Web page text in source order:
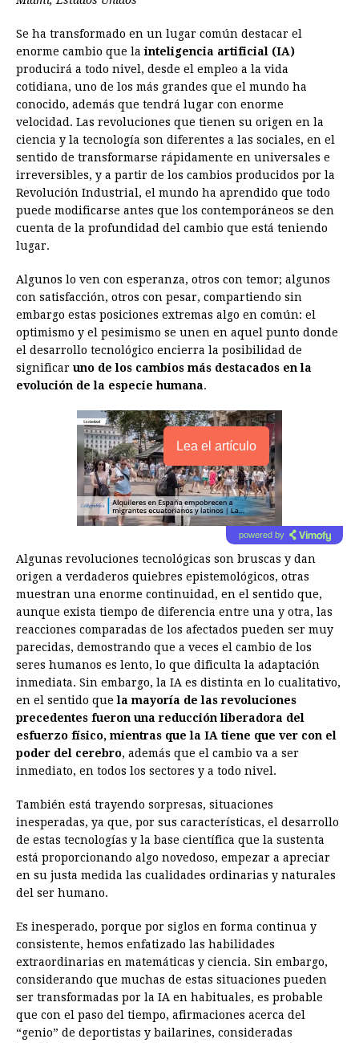
o
k
g
e
r
p
p
d
s
e
s
t
d
I
n
Se ha transformado en un lugar común destacar el
enorme cambio que lainteligencia artificial (IA)
producirá a todo nivel, desde el empleo a la vida
cotidiana, uno de los más grandes que el mundo ha
conocido, además que tendrá lugar con enorme
velocidad. Las revoluciones que tienen su origen en la
ciencia y la tecnología son diferentes a las sociales, en el
sentido de transformarse rápidamente en universales e
irreversibles, y a partir de los cambios producidos por la
Revolución Industrial, el mundo ha aprendido que todo
puede modificarse antes que los contemporáneos se den
cuenta de la profundidad del cambio que está teniendo
lugar.
Algunos lo ven con esperanza, otros con temor; algunos
con satisfacción, otros con pesar, compartiendo sin
embargo estas posiciones extremas algo en común: el
optimismo y el pesimismo se unen en aquel punto donde
el desarrollo tecnológico encierra la posibilidad de
significar uno de los cambios más destacados en la
evolución de la especie humana.
Lea el artículo
powered by
Algunas revoluciones tecnológicas son bruscas y dan
origen a verdaderos quiebres epistemológicos, otras
muestran una enorme continuidad, en el sentido que,
aunque exista tiempo de diferencia entre una y otra, las
reacciones comparadas de los afectados pueden ser muy
parecidas, demostrando que a veces el cambio de los
seres humanos es lento, lo que dificulta la adaptación
inmediata. Sin embargo, la IA es distinta en lo cualitativo,
en el sentido quela mayoría de las revoluciones
precedentes fueron una reducción liberadora del
esfuerzo físico, mientras que la IA tiene que ver con el
poder del cerebro, además que el cambio va a ser
inmediato, en todos los sectores y a todo nivel.
También está trayendo sorpresas, situaciones
inesperadas, ya que, por sus características, el desarrollo
de estas tecnologías y la base científica que la sustenta
está proporcionando algo novedoso, empezar a apreciar
en su justa medida las cualidades ordinarias y naturales
del ser humano.
Es inesperado, porque por siglos en forma continua y
consistente, hemos enfatizado las habilidades
extraordinarias en matemáticas y ciencia. Sin embargo,
considerando que muchas de estas situaciones pueden
ser transformadas por la IA en habituales, es probable
que con el paso del tiempo, afirmaciones acerca del
“genio” de deportistas y bailarines, consideradas